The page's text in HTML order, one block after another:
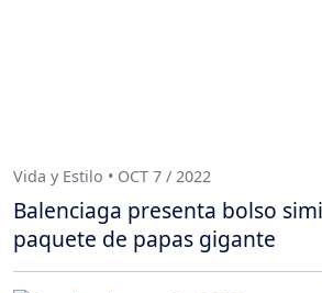
Vida y Estilo • OCT 7 / 2022
Balenciaga presenta bolso
paquete de papas gigante